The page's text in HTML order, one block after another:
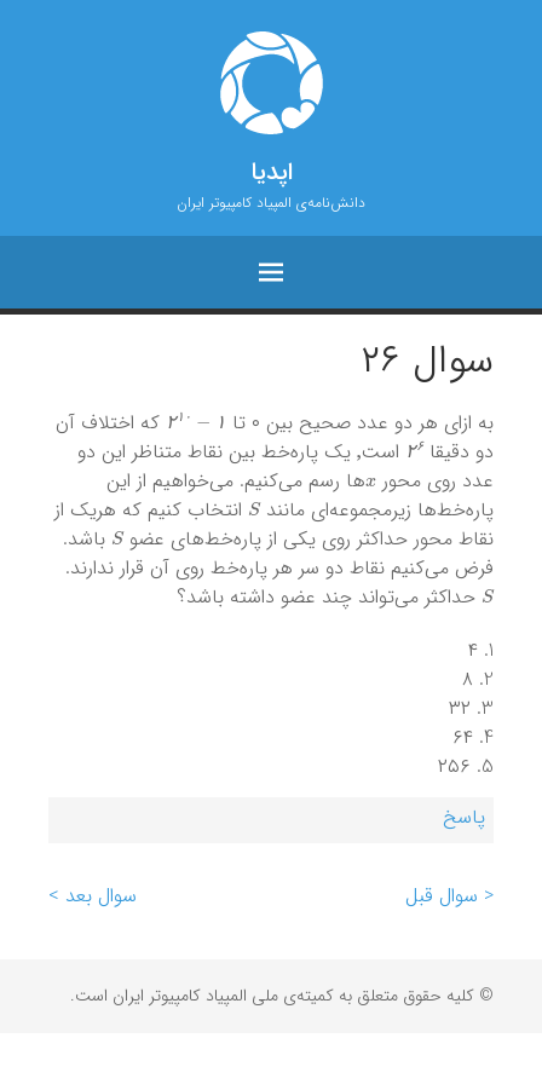
اپدیا
دانش‌نامه‌ی المپیاد کامپیوتر ایران
سوال ۲۶
به ازای هر دو عدد صحیح بین ۰ تا ۲ ۱
۲۱۰
که اختلاف آن
دو دقیقا
۲
۲۶
است٬ یک پاره‌خط بین نقاط متناظر این دو
عدد روی محور xها رسم می‌کنیم. می‌خواهیم از این
پاره‌خط‌ها زیرمجموعه‌ای مانندS انتخاب کنیم که هریک از
نقاط محور حداکثر روی یکی از پاره‌خط‌های عضوSباشد.
فرض می‌کنیم نقاط دو سر هر پاره‌خط روی آن قرار ندارند.
Sحداکثر می‌تواند چند عضو داشته باشد؟
۴
۸
۳۲
۶۴
۲۵۶
پاسخ
< سوال قبل سوال بعد >
© کلیه حقوق متعلق به کمیته‌ی ملی المپیاد کامپیوتر ایران است.